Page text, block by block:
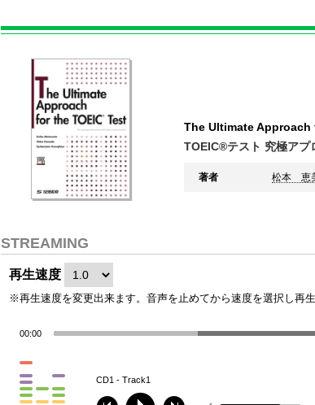
The Ultimate Approach
TOEIC®テスト 究極アプ
著者 松本 恵
STREAMING
再生速度
※再生速度を変更出来ます。音声を止めてから速度を選択し再生
00:00
CD1 - Track1